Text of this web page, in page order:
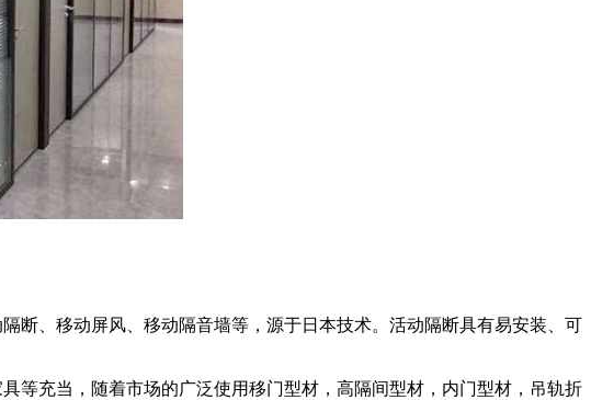
隔断、移动屏风、移动隔音墙等，源于日本技术。活动隔断具有易安装、可
等充当，随着市场的广泛使用移门型材，高隔间型材，内门型材，吊轨折